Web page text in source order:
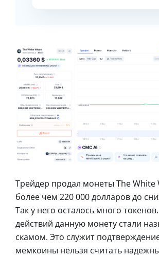
Трейдер продал монеты The White
более чем 220 000 долларов до
Так у него осталось много
действий данную монету стали
скамом. Это служит
мемкоины нельзя считать